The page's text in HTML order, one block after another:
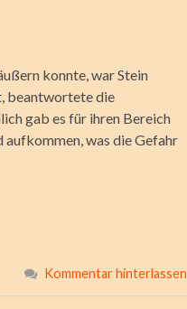
konnte, war Stein
beantwortete die
gab es für ihren Bereich
was die Gefahr
Kommentar hinterlassen